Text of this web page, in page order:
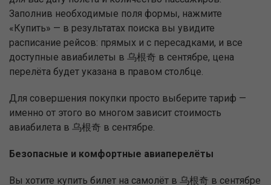
Заполнив необходимые поля формы, нажмите
«Купить» — в результатах поиска вы увидите
расписание рейсов: прямых и с пересадками, и все
доступные авиабилеты в 乌根奇 в сентябре, цена
перелёта будет указана в правом столбце.
Для совершения покупки просто выберите тариф —
именно от этого во многом зависит стоимость
авиабилета в 乌根奇 в сентябре.
Безопасные и комфортные авиаперелёты
Вы хотите купить билет на самолёт в 乌根奇 в сентябре